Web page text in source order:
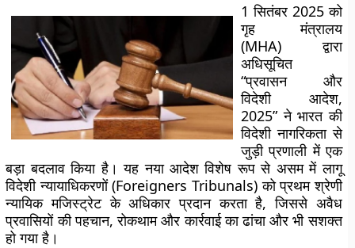
1 सितंबर 2025 को
गृह मंत्रालय
(MHA) द्वारा
अधिसूचित
“प्रवासन और
विदेशी आदेश,
2025” ने भारत की
विदेशी नागरिकता से
जुड़ी प्रणाली में एक
बड़ा बदलाव किया है। यह नया आदेश विशेष रूप से असम में लागू
विदेशी न्यायाधिकरणों (Foreigners Tribunals) को प्रथम श्रेणी
न्यायिक मजिस्ट्रेट के अधिकार प्रदान करता है, जिससे अवैध
प्रवासियों की पहचान, रोकथाम और कार्रवाई का ढांचा और भी सशक्त
हो गया है।